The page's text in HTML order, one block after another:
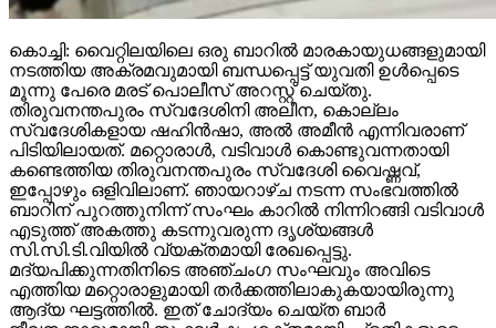
കൊച്ചി: വൈറ്റിലയിലെ ഒരു ബാറില്‍ മാരകായുധങ്ങളുമായി
നടത്തിയ അക്രമവുമായി ബന്ധപ്പെട്ട് യുവതി ഉള്‍പ്പെടെ
മൂന്നു പേരെ മരട് പൊലീസ് അറസ്റ്റ് ചെയ്തു.
തിരുവനന്തപുരം സ്വദേശിനി അലീന, കൊല്ലം
സ്വദേശികളായ ഷഹിന്‍ഷാ, അല്‍ അമീന്‍ എന്നിവരാണ്
പിടിയിലായത്. മറ്റൊരാള്‍, വടിവാള്‍ കൊണ്ടുവന്നതായി
കണ്ടെത്തിയ തിരുവനന്തപുരം സ്വദേശി വൈഷ്ണവ്,
ഇപ്പോഴും ഒളിവിലാണ്. ഞായറാഴ്ച നടന്ന സംഭവത്തില്‍
ബാറിന് പുറത്തുനിന്ന് സംഘം കാറില്‍ നിന്നിറങ്ങി വടിവാള്‍
എടുത്ത് അകത്തു കടന്നുവരുന്ന ദൃശ്യങ്ങള്‍
സി.സി.ടി.വിയില്‍ വ്യക്തമായി രേഖപ്പെട്ടു.
മദ്യപിക്കുന്നതിനിടെ അഞ്ചംഗ സംഘവും അവിടെ
എത്തിയ മറ്റൊരാളുമായി തര്‍ക്കത്തിലാകുകയായിരുന്നു
ആദ്യ ഘട്ടത്തില്‍. ഇത് ചോദ്യം ചെയ്ത ബാര്‍